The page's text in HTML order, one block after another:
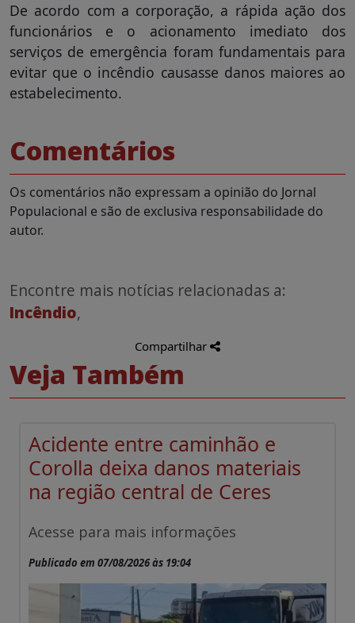
De acordo com a corporação, a rápida ação dos
funcionários e o acionamento imediato dos
serviços de emergência foram fundamentais para
evitar que o incêndio causasse danos maiores ao
estabelecimento.
Comentários
Os comentários não expressam a opinião do Jornal
Populacional e são de exclusiva responsabilidade do
autor.
Encontre mais notícias relacionadas a:
Incêndio,
Compartilhar
Veja Também
Acidente entre caminhão e
Corolla deixa danos materiais
na região central de Ceres
Acesse para mais informações
Publicado em 07/08/2026 às 19:04